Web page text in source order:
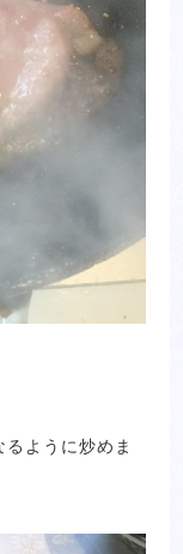
ように炒めま